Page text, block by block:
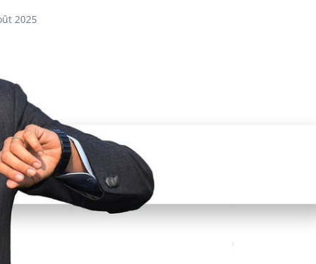
2025